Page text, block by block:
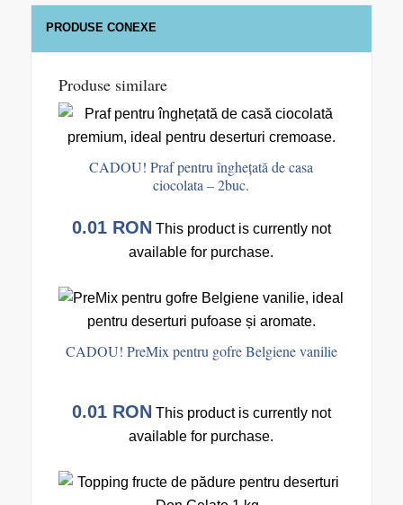
PRODUSE CONEXE
Produse similare
CADOU! Praf pentru înghețată de casa
ciocolata – 2buc.
0.01 RON This product is currently not
available for purchase.
CADOU! PreMix pentru gofre Belgiene vanilie
0.01 RON This product is currently not
available for purchase.